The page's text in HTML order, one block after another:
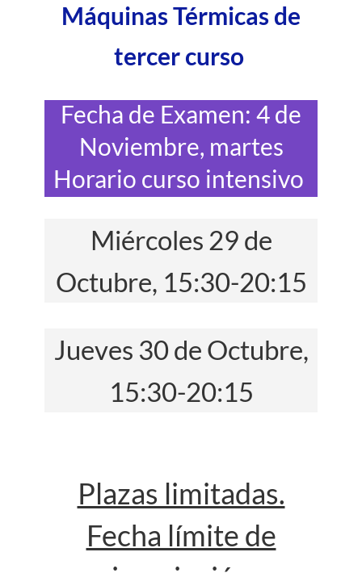
Máquinas Térmicas de
tercer curso
Fecha de Examen: 4 de
Noviembre, martes
Horario curso intensivo
Miércoles 29 de
Octubre, 15:30-20:15
Jueves 30 de Octubre,
15:30-20:15
Plazas limitadas.
Fecha límite de